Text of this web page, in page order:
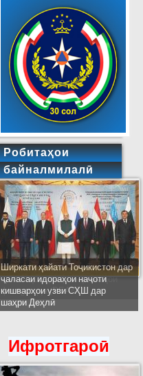
Робитаҳои
байналмилалӣ
Ширкати ҳайати Тоҷикистон дар
ҷаласаи идораҳои наҷоти
кишварҳои узви СҲШ дар
шаҳри Деҳлӣ
Ифротгароӣ